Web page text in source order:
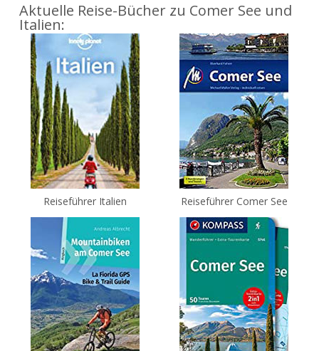
Aktuelle Reise-Bücher zu Comer See und
Italien:
Reiseführer Italien Reiseführer Comer See